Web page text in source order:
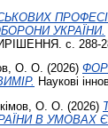
УКРАЇНИ.
с. 288-
О. О. (2026)
Наукові
О. О. (2026)
В УМОВАХ